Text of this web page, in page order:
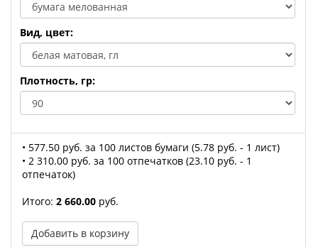
Вид, цвет:
Плотность, гр:
• 577.50 руб. за 100 листов бумаги (5.78 руб. - 1 лист)
• 2 310.00 руб. за 100 отпечатков (23.10 руб. - 1
отпечаток)
Итого: 2 660.00 руб.
Добавить в корзину